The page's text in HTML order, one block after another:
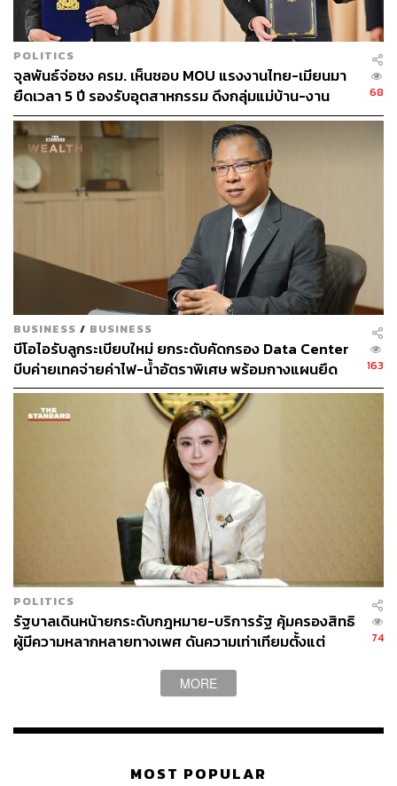
POLITICS
จุลพันธ์จ่อชง ครม. เห็นชอบ MOU แรงงานไทย-เมียนมา
ยืดเวลา 5 ปี รองรับอุตสาหกรรม ดึงกลุ่มแม่บ้าน-งาน
อิสระเข้าสู่ระบบประกันสังคม
68
BUSINESS / BUSINESS
บีโอไอรับลูกระเบียบใหม่ ยกระดับคัดกรอง Data Center
บีบค่ายเทคจ่ายค่าไฟ-น้ำอัตราพิเศษ พร้อมกางแผนยึด
ประโยชน์ประเทศเป็นหลัก
163
POLITICS
รัฐบาลเดินหน้ายกระดับกฎหมาย-บริการรัฐ คุ้มครองสิทธิ
ผู้มีความหลากหลายทางเพศ ดันความเท่าเทียมตั้งแต่
74
MORE
MOST POPULAR